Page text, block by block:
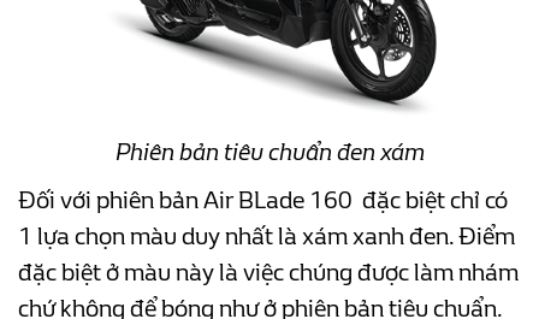
Phiên bản tiêu chuẩn đen xám
Đối với phiên bản Air BLade 160 đặc biệt chỉ có
1 lựa chọn màu duy nhất là xám xanh đen. Điểm
đặc biệt ở màu này là việc chúng được làm nhám
chứ không để bóng như ở phiên bản tiêu chuẩn.